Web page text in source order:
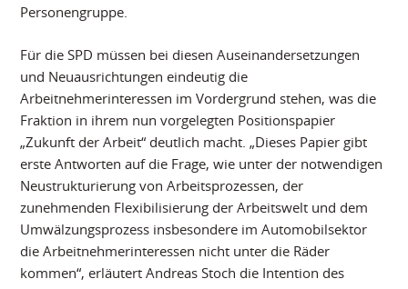
Personengruppe.
Für die SPD müssen bei diesen Auseinandersetzungen
und Neuausrichtungen eindeutig die
Arbeitnehmerinteressen im Vordergrund stehen, was die
Fraktion in ihrem nun vorgelegten Positionspapier
„Zukunft der Arbeit“ deutlich macht. „Dieses Papier gibt
erste Antworten auf die Frage, wie unter der notwendigen
Neustrukturierung von Arbeitsprozessen, der
zunehmenden Flexibilisierung der Arbeitswelt und dem
Umwälzungsprozess insbesondere im Automobilsektor
die Arbeitnehmerinteressen nicht unter die Räder
kommen“, erläutert Andreas Stoch die Intention des